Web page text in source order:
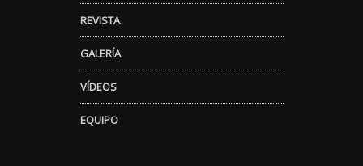
REVISTA
GALERÍA
VÍDEOS
EQUIPO